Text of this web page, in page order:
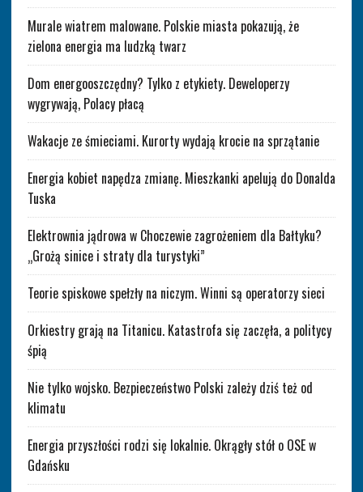
Murale wiatrem malowane. Polskie miasta pokazują, że
zielona energia ma ludzką twarz
Dom energooszczędny? Tylko z etykiety. Deweloperzy
wygrywają, Polacy płacą
Wakacje ze śmieciami. Kurorty wydają krocie na sprzątanie
Energia kobiet napędza zmianę. Mieszkanki apelują do Donalda
Tuska
Elektrownia jądrowa w Choczewie zagrożeniem dla Bałtyku?
„Grożą sinice i straty dla turystyki”
Teorie spiskowe spełzły na niczym. Winni są operatorzy sieci
Orkiestry grają na Titanicu. Katastrofa się zaczęła, a politycy
śpią
Nie tylko wojsko. Bezpieczeństwo Polski zależy dziś też od
klimatu
Energia przyszłości rodzi się lokalnie. Okrągły stół o OSE w
Gdańsku